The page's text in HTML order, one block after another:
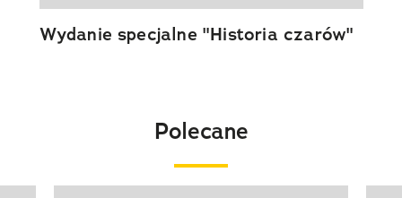
Wydanie specjalne "Historia czarów"
Polecane